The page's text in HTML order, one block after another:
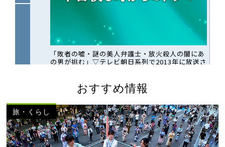
おすすめ情報
旅・くらし